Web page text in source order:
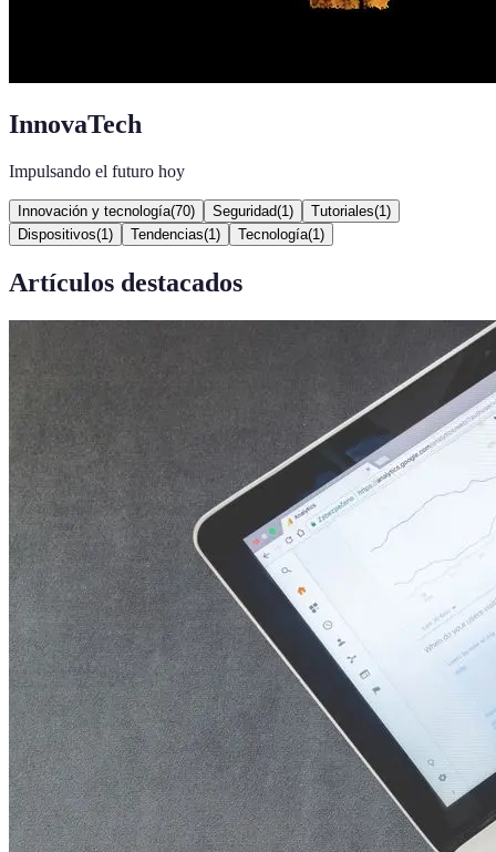
InnovaTech
Impulsando el futuro hoy
Innovación y tecnología(70) Seguridad(1 ) Tutoriales(1 )
Dispositivos(1 ) Tendencias(1 ) Tecnología(1 )
Artículos destacados